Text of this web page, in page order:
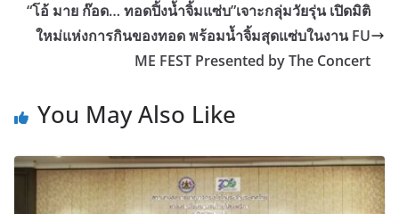
“โอ้ มาย ก๊อด… ทอดปิ้งน้ำจิ้มแซ่บ”เจาะกลุ่มวัยรุ่น เปิดมิติ
ใหม่แห่งการกินของทอด พร้อมน้ำจิ้มสุดแซ่บในงาน FU
ME FEST Presented by The Concert
You May Also Like